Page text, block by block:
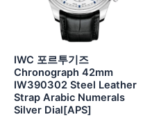
IWC 포르투기즈
Chronograph 42mm
IW390302 Steel Leather
Strap Arabic Numerals
Silver Dial[APS]